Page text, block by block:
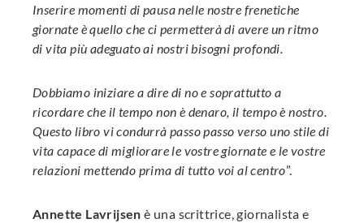
Inserire momenti di pausa nelle nostre frenetiche
giornate è quello che ci permetterà di avere un ritmo
di vita più adeguato ai nostri bisogni profondi.
Dobbiamo iniziare a dire di no e soprattutto a
ricordare che il tempo non è denaro, il tempo è nostro.
Questo libro vi condurrà passo passo verso uno stile di
vita capace di migliorare le vostre giornate e le vostre
relazioni mettendo prima di tutto voi al centro”.
Annette Lavrijsen è una scrittrice, giornalista e